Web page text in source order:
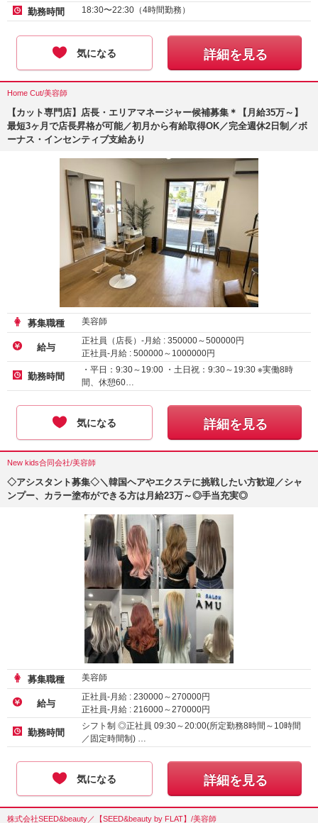
勤務時間 18:30〜22:30（4時間勤務）
気になる 詳細を見る
Home Cut/美容師
【カット専門店】店長・エリアマネージャー候補募集＊【月給35万～】
最短3ヶ月で店長昇格が可能／初月から有給取得OK／完全週休2日制／ボ
ーナス・インセンティブ支給あり
募集職種 美容師
給与
正社員（店長）-月給 : 350000～500000円
正社員-月給 : 500000～ 1000000円
勤務時間
・平日：9:30～19:00 ・土日祝：9:30～19:30 ※実働8時
間、休憩60…
気になる 詳細を見る
New kids合同会社/美容師
◇アシスタント募集◇＼韓国ヘアやエクステに挑戦したい方歓迎／シャ
ンプー、カラー塗布ができる方は月給23万～◎手当充実◎
募集職種 美容師
給与
正社員-月給 : 230000～270000円
正社員-月給 : 216000～270000円
勤務時間
シフト制 ◎正社員 09:30～20:00(所定勤務8時間～10時間
／固定時間制) …
気になる 詳細を見る
株式会社SEED&beauty／【SEED&beauty by FLAT】/美容師